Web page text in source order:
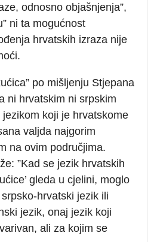
odnosno objašnjenja”,
ni ta mogućnost
hrvatskih izraza nije
po mišljenju Stjepana
ni hrvatskim ni srpskim
koji je hrvatskome
valjda najgorim
na ovim područjima.
”Kad se jezik hrvatskih
gleda u cjelini, moglo
hrvatski jezik ili
jezik, onaj jezik koji
ali za kojim se